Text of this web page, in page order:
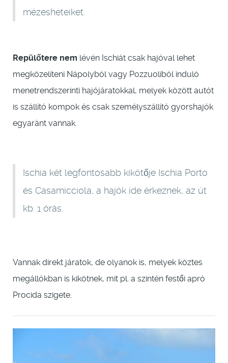
mézesheteiket.
Repülőtere nem lévén Ischiát csak hajóval lehet
megközelíteni Nápolyból vagy Pozzuoliból induló
menetrendszerinti hajójáratokkal, melyek között autót
is szállító kompok és csak személyszállító gyorshajók
egyaránt vannak.
Ischia két legfontosabb kikötője Ischia Porto
és Casamicciola, a hajók ide érkeznek, az út
kb. 1 órás.
Vannak direkt járatok, de olyanok is, melyek köztes
megállókban is kikötnek, mit pl. a szintén festői apró
Procida szigete.